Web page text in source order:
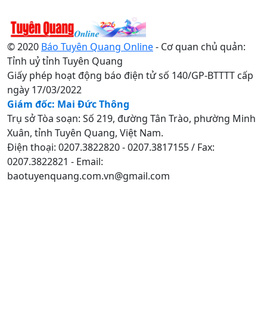
© 2020 Báo Tuyên Quang Online- Cơ quan chủ quản:
Tỉnh uỷ tỉnh Tuyên Quang
Giấy phép hoạt động báo điện tử số 140/GP-BTTTT cấp
ngày 17/03/2022
Giám đốc: Mai Đức Thông
Trụ sở Tòa soạn: Số 219, đường Tân Trào, phường Minh
Xuân, tỉnh Tuyên Quang, Việt Nam.
Điện thoại: 0207.3822820 - 0207.3817155 / Fax:
0207.3822821 - Email:
baotuyenquang.com.vn@gmail.com